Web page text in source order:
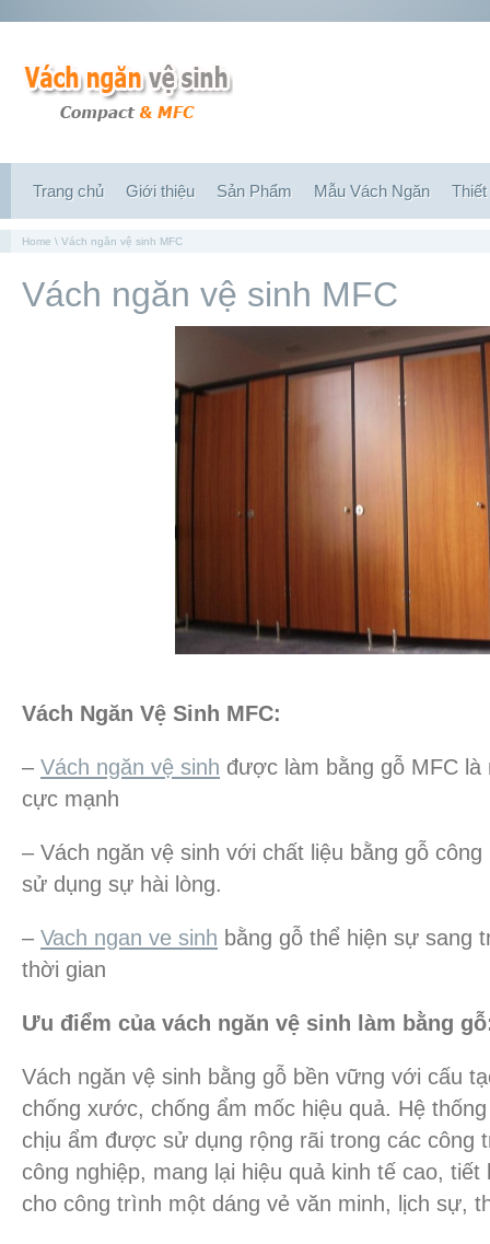
Trang chủ Giới thiệu Sản Phẩm Mẫu Vách Ngăn
Home \ Vách ngăn vệ sinh MFC
Vách ngăn vệ sinh MFC
Vách Ngăn Vệ Sinh MFC:
– Vách ngăn vệ sinh được làm bằng gỗ MFC
cực mạnh
– Vách ngăn vệ sinh với chất liệu bằng gỗ
sử dụng sự hài lòng.
– Vach ngan ve sinh bằng gỗ thể hiện sự sang
thời gian
Ưu điểm của vách ngăn vệ sinh làm bằng
Vách ngăn vệ sinh bằng gỗ bền vững với cấu
chống xước, chống ẩm mốc hiệu quả. Hệ
chịu ẩm được sử dụng rộng rãi trong các công
công nghiệp, mang lại hiệu quả kinh tế cao,
cho công trình một dáng vẻ văn minh, lịch sự,